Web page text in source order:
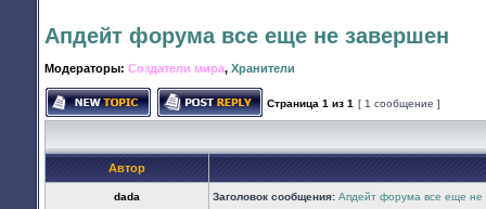
Апдейт форума все еще не завершен
Модераторы: Создатели мира, Хранители
Начать новую тему Ответить на тему
Страница 1 из 1 [ 1 сообщение ]
Автор
dada Заголовок сообщения: Апдейт форума все еще не